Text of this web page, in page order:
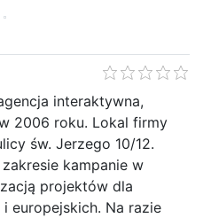
interaktywna,
2006 roku. Lokal firmy
św. Jerzego 10/12.
kampanie w
projektów dla
europejskich. Na razie